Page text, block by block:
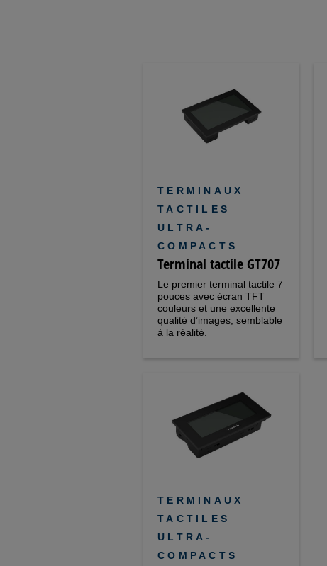
TERMINAUX
TACTILES
ULTRA-
COMPACTS
Terminal tactile GT707
Le premier terminal tactile 7
pouces avec écran TFT
couleurs et une excellente
qualité d’images, semblable
à la réalité.
TERMINAUX
TACTILES
ULTRA-
COMPACTS